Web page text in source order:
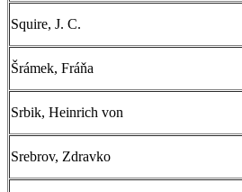
Squire, J. C.
Šrámek, Fráňa
Srbik, Heinrich von
Srebrov, Zdravko